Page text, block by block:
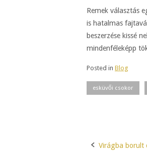
Remek választás
is hatalmas
beszerzése kissé
mindenféleképp
Posted in Blog
esküvői csokor
Post
Virágba borult